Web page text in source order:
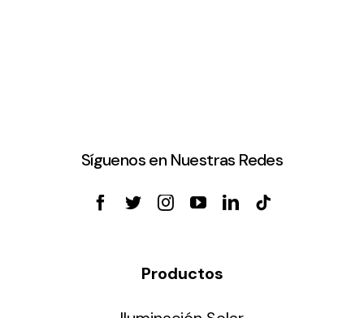
Síguenos en Nuestras Redes
Productos